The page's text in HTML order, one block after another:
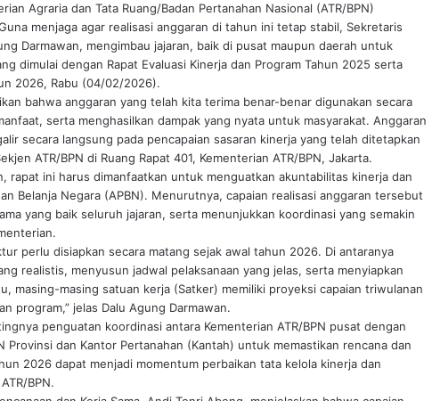
Agraria dan Tata Ruang/Badan Pertanahan Nasional (ATR/BPN)
menjaga agar realisasi anggaran di tahun ini tetap stabil, Sekretaris
Darmawan, mengimbau jajaran, baik di pusat maupun daerah untuk
dimulai dengan Rapat Evaluasi Kinerja dan Program Tahun 2025 serta
2026, Rabu (04/02/2026).
bahwa anggaran yang telah kita terima benar-benar digunakan secara
serta menghasilkan dampak yang nyata untuk masyarakat. Anggaran
secara langsung pada pencapaian sasaran kinerja yang telah ditetapkan
ATR/BPN di Ruang Rapat 401, Kementerian ATR/BPN, Jakarta.
rapat ini harus dimanfaatkan untuk menguatkan akuntabilitas kinerja dan
Belanja Negara (APBN). Menurutnya, capaian realisasi anggaran tersebut
yang baik seluruh jajaran, serta menunjukkan koordinasi yang semakin
perlu disiapkan secara matang sejak awal tahun 2026. Di antaranya
realistis, menyusun jadwal pelaksanaan yang jelas, serta menyiapkan
masing-masing satuan kerja (Satker) memiliki proyeksi capaian triwulanan
program,” jelas Dalu Agung Darmawan.
penguatan koordinasi antara Kementerian ATR/BPN pusat dengan
Provinsi dan Kantor Pertanahan (Kantah) untuk memastikan rencana dan
2026 dapat menjadi momentum perbaikan tata kelola kinerja dan
BPN.